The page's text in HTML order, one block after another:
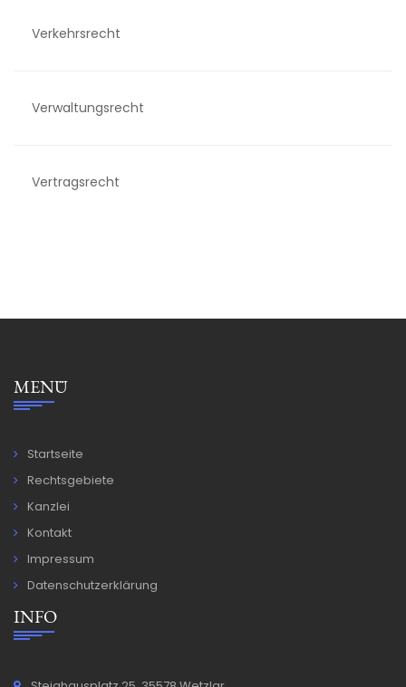
Verkehrsrecht
Verwaltungsrecht
Vertragsrecht
MENÜ
Startseite
Rechtsgebiete
Kanzlei
Kontakt
Impressum
Datenschutzerklärung
INFO